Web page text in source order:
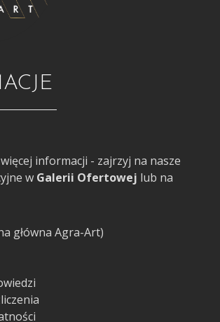
informacji - zajrzyj na nasze
w Galerii Ofertowej lub na
główna Agra-Art)